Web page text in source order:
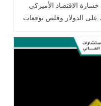
الاقتصاد الأميركي
على الدولار وقلص توقعات